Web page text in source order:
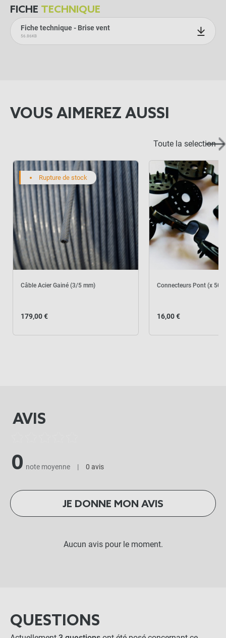
FICHE TECHNIQUE
Fiche technique - Brise vent
56.86KB
VOUS AIMEREZ AUSSI
Toute la selection
Rupture de stock
Câble Acier Gainé (3/5 mm)
179,00 €
Connecteurs Pont (x 50
16,00 €
AVIS
0 note moyenne | 0 avis
JE DONNE MON AVIS
Aucun avis pour le moment.
QUESTIONS